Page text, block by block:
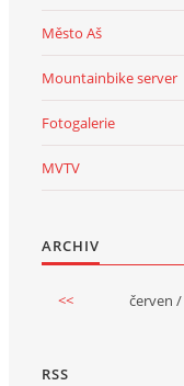
Město Aš
Mountainbike server
Fotogalerie
MVTV
ARCHIV
<< červen /
RSS